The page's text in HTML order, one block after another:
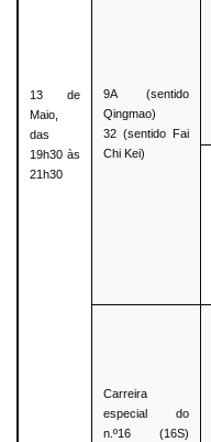
13 de
Maio,
das
19h30 às
21h30
9A (sentido
Qingmao)
32 (sentido Fai
Chi Kei)
Carreira
especial do
n.º16 (16S)